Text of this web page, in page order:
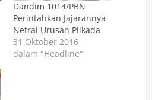
Dandim 1014/PBN
Perintahkan Jajarannya
Netral Urusan Pilkada
31 Oktober 2016
dalam "Headline"